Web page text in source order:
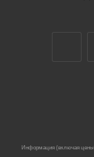
Информация (включая цены)